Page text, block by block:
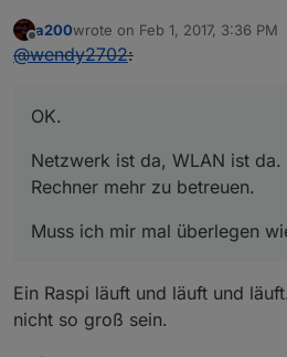
Offline
a200wrote on Feb 1, 2017, 3:36 PM
last edited by
@wendy2702:
OK.
Netzwerk ist da, WLAN ist
Rechner mehr zu betreuen.
Muss ich mir mal überlegen
Ein Raspi läuft und läuft und
nicht so groß sein.